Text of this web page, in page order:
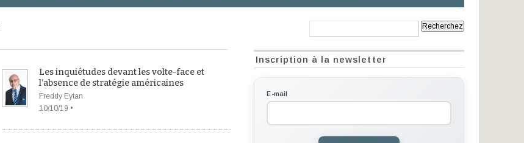
Les inquiétudes devant les volte-face et
l’absence de stratégie américaines
Freddy Eytan
10/10/19 •
Inscription à la newsletter
E-mail